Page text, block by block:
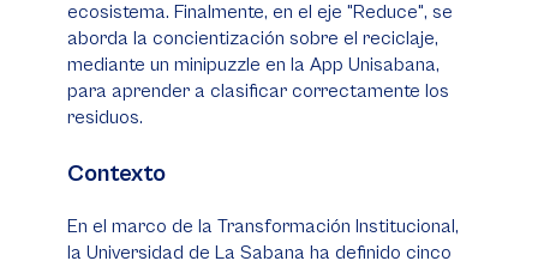
ecosistema. Finalmente, en el eje "Reduce", se
aborda la concientización sobre el reciclaje,
mediante un minipuzzle en la App Unisabana,
para aprender a clasificar correctamente los
residuos.
Contexto
En el marco de la Transformación Institucional,
la Universidad de La Sabana ha definido cinco